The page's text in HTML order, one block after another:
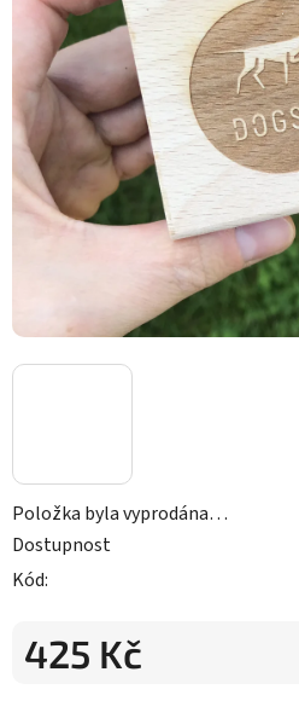
Položka byla vyprodána…
Dostupnost
Kód:
425 Kč